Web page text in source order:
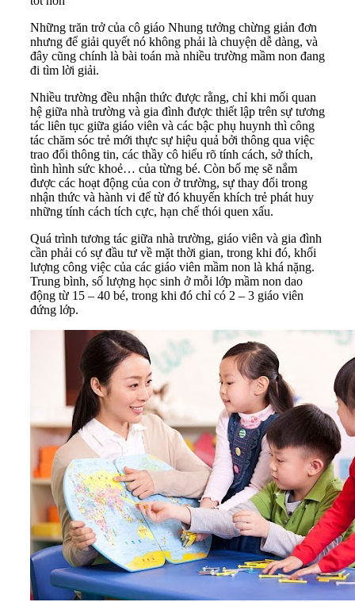
Những trăn trở của cô giáo Nhung tưởng chừng giản đơn
nhưng để giải quyết nó không phải là chuyện dễ dàng, và
đây cũng chính là bài toán mà nhiều trường mầm non đang
đi tìm lời giải.
Nhiều trường đều nhận thức được rằng, chỉ khi mối quan
hệ giữa nhà trường và gia đình được thiết lập trên sự tương
tác liên tục giữa giáo viên và các bậc phụ huynh thì công
tác chăm sóc trẻ mới thực sự hiệu quả bởi thông qua việc
trao đổi thông tin, các thầy cô hiểu rõ tính cách, sở thích,
tình hình sức khoẻ… của từng bé. Còn bố mẹ sẽ nắm
được các hoạt động của con ở trường, sự thay đổi trong
nhận thức và hành vi để từ đó khuyến khích trẻ phát huy
những tính cách tích cực, hạn chế thói quen xấu.
Quá trình tương tác giữa nhà trường, giáo viên và gia đình
cần phải có sự đầu tư về mặt thời gian, trong khi đó, khối
lượng công việc của các giáo viên mầm non là khá nặng.
Trung bình, số lượng học sinh ở mỗi lớp mầm non dao
động từ 15 – 40 bé, trong khi đó chỉ có 2 – 3 giáo viên
đứng lớp.